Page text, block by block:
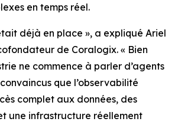
en temps réel.
déjà en place », a expliqué Ariel
de Coralogix. « Bien
ne commence à parler d’agents
que l’observabilité
complet aux données, des
une infrastructure réellement